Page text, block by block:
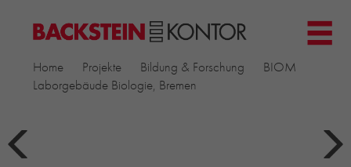
PROJEKTE
Home Projekte Bildung & Forschung
BIOM
Laborgebäude Biologie, Bremen